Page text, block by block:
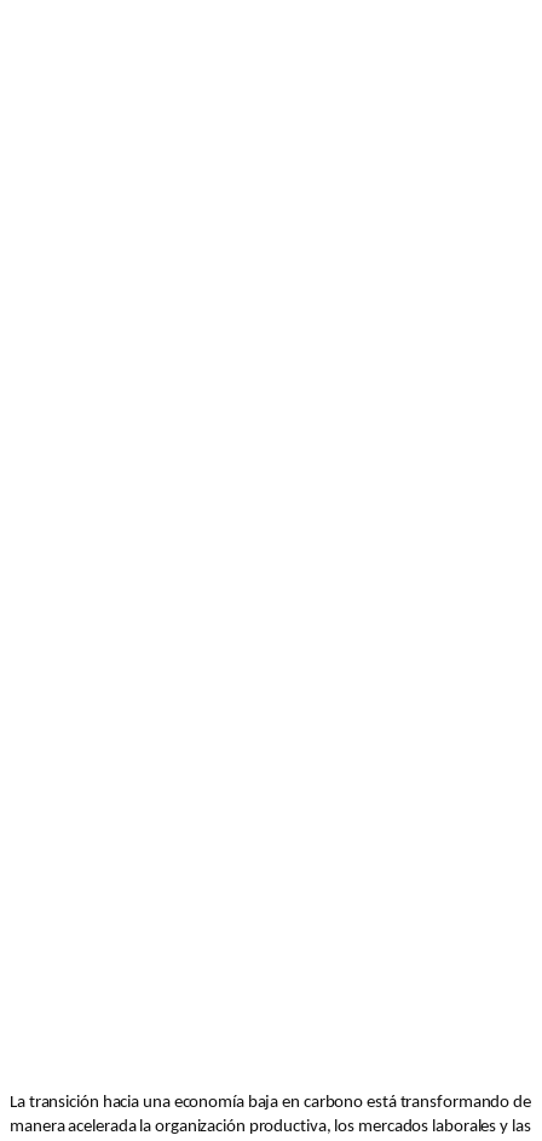
La transición hacia una economía baja en carbono está transformando de
manera acelerada la organización productiva, los mercados laborales y las